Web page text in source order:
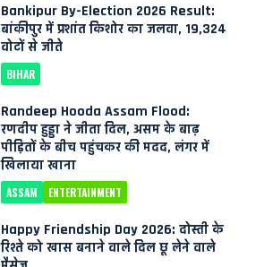
Bankipur By-Election 2026 Result:
बांकीपुर में प्रशांत किशोर का जलवा, 19,324
वोटों से जीते
BIHAR
Randeep Hooda Assam Flood:
रणदीप हुड्डा ने जीता दिल, असम के बाढ़
पीड़ितों के बीच पहुंचकर की मदद, लंगर में
खिलाया खाना
ASSAM ENTERTAINMENT
Happy Friendship Day 2026: दोस्ती के
रिश्ते को खास बनाने वाले दिल छू लेने वाले